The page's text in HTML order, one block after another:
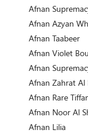
Afnan
Afnan Azyan
Afnan Taabeer
Afnan Violet
Afnan
Afnan Zahrat Al
Afnan Rare
Afnan Noor Al
Afnan Lilia